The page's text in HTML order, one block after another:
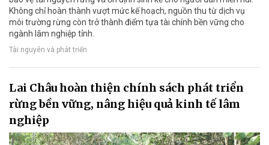
Không chỉ hoàn thành vượt mức kế hoạch, nguồn thu từ dịch vụ
môi trường rừng còn trở thành điểm tựa tài chính bền vững cho
ngành lâm nghiệp tỉnh.
Tài nguyên và phát triển
Lai Châu hoàn thiện chính sách phát triển
rừng bền vững, nâng hiệu quả kinh tế lâm
nghiệp